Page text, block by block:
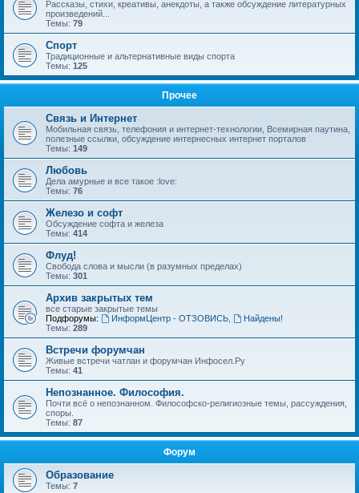
Рассказы, стихи, креативы, анекдоты, а также обсуждение литературных
произведений...
Темы: 79
Спорт
Традиционные и альтернативные виды спорта
Темы: 125
Прочее
Связь и Интернет
Мобильная связь, телефония и интернет-технологии, Всемирная паутина,
полезные ссылки, обсуждение интернесных интернет порталов
Темы: 149
Любовь
Дела амурные и все такое :love:
Темы: 76
Железо и софт
Обсуждение софта и железа
Темы: 414
Флуд!
Свобода слова и мысли (в разумных пределах)
Темы: 301
Архив закрытых тем
все старые закрытые темы
Подфорумы:
ИнформЦентр - ОТЗОВИСЬ,
Найдены!
Темы: 289
Встречи форумчан
Живые встречи чатлан и форумчан Инфосел.Ру
Темы: 41
Непознанное. Философия.
Почти всё о непознанном. Философско-религиозные темы, рассуждения,
споры.
Темы: 87
Форум
Образование
Темы: 7